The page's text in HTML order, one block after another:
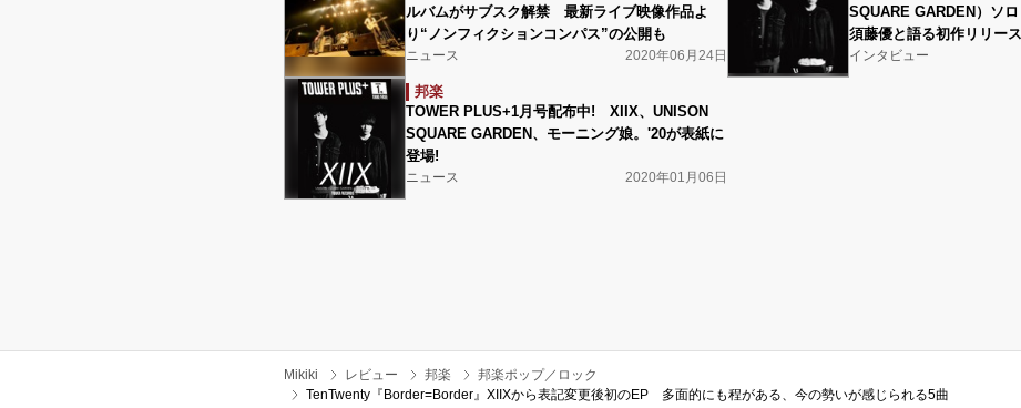
ルバムがサブスク解禁 最新ライブ映像作品よ
り“ノンフィクションコンパス”の公開も
ニュース 2020年06月24日
SQUARE GARDEN）ソ
須藤優と語る初作リリー
インタビュー
邦楽
TOWER PLUS+1月号配布中! XIIX、UNISON
SQUARE GARDEN、モーニング娘。'20が表紙に
登場!
ニュース 2020年01月06日
Mikiki レビュー 邦楽
邦楽ポップ／ロック
TenTwenty『Border=Border』XIIXから表記変更後初のEP 多面的にも程がある、今の勢いが感じられる5曲